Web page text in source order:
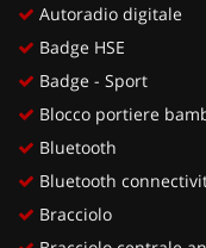
Autoradio digitale
Badge HSE
Badge - Sport
Blocco portiere
Bluetooth
Bluetooth
Bracciolo